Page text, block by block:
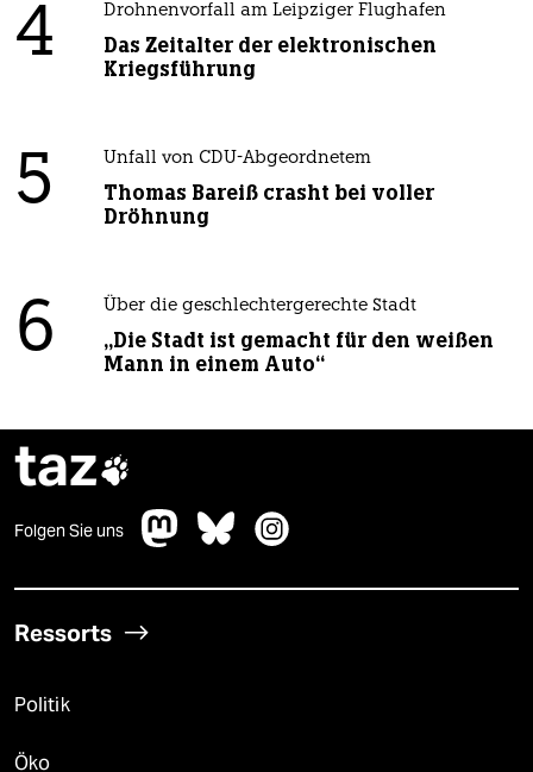
4 Drohnenvorfall am Leipziger Flughafen
Das Zeitalter der elektronischen
Kriegsführung
5 Unfall von CDU-Abgeordnetem
Thomas Bareiß crasht bei voller
Dröhnung
6 Über die geschlechtergerechte Stadt
„Die Stadt ist gemacht für den weißen
Mann in einem Auto“
taz
Folgen Sie uns
Ressorts
Politik
Öko